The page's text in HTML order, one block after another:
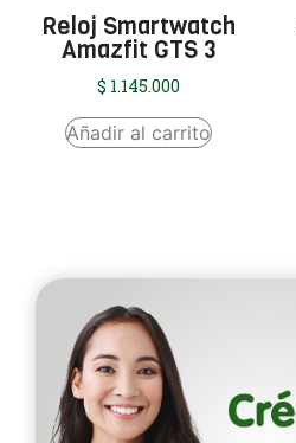
Reloj Smartwatch
Amazfit GTS 3
$ 1.145.000
Añadir al carrito